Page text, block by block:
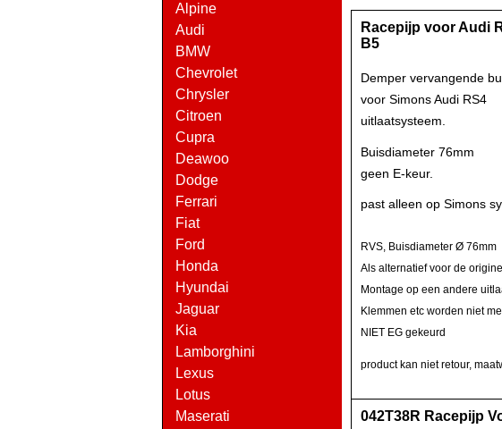
Alpine
Audi
BMW
Chevrolet
Chrysler
Citroen
Cupra
Deawoo
Dodge
Ferrari
Fiat
Ford
Honda
Hyundai
Jaguar
Kia
Lamborghini
Lexus
Lotus
Maserati
Racepijp voor Audi
B5
Demper vervangende
voor Simons Audi RS4
uitlaatsysteem.
Buisdiameter 76mm
geen E-keur.
past alleen op Simons
RVS, Buisdiameter Ø 76mm
Als alternatief voor de
Montage op een andere
Klemmen etc worden niet
NIET EG gekeurd
product kan niet retour,
042T38R Racepijp